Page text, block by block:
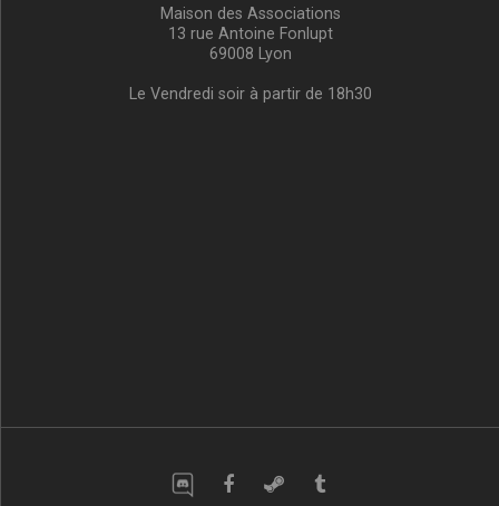
Maison des Associations
13 rue Antoine Fonlupt
69008 Lyon
Le Vendredi soir à partir de 18h30